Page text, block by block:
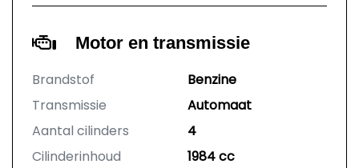
Motor en transmissie
Brandstof
Benzine
Transmissie
Automaat
Aantal cilinders
4
Cilinderinhoud
1984 cc